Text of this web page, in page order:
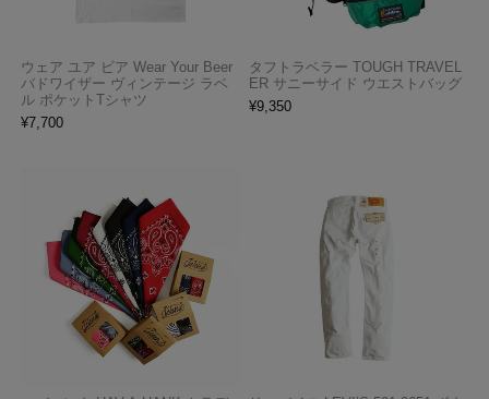
ウェア ユア ビア Wear Your Beer
バドワイザー ヴィンテージ ラベ
ル ポケットTシャツ
¥7,700
タフトラベラー TOUGH TRAVEL
ER サニーサイド ウエストバッグ
¥9,350